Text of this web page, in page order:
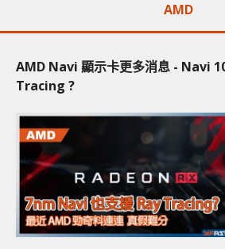
AMD
AMD Navi 顯示卡更多消息 - Navi
Tracing ?